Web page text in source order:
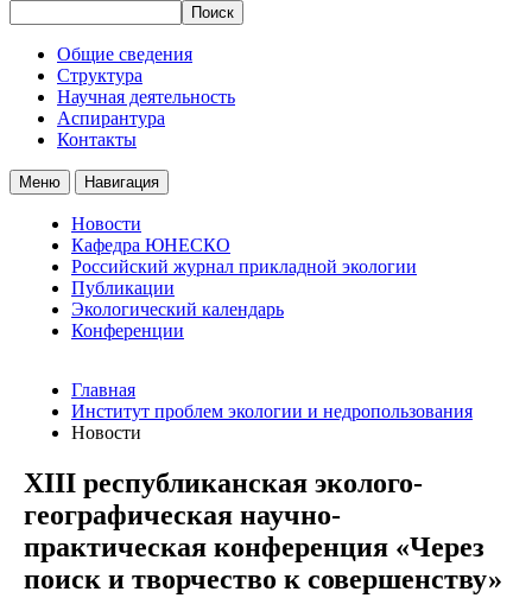
Общие сведения
Структура
Научная деятельность
Аспирантура
Контакты
Меню Навигация
Новости
Кафедра ЮНЕСКО
Российский журнал прикладной экологии
Публикации
Экологический календарь
Конференции
Главная
Институт проблем экологии и недропользования
Новости
XIII республиканская эколого-
географическая научно-
практическая конференция «Через
поиск и творчество к совершенству»